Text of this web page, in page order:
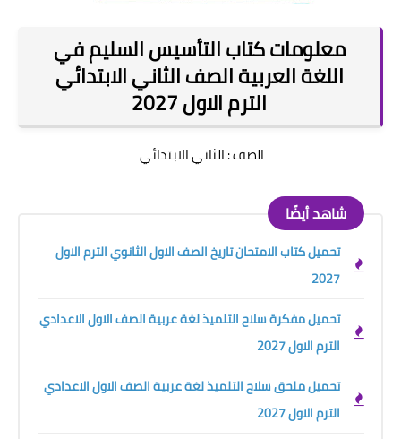
معلومات كتاب التأسيس السليم في
اللغة العربية الصف الثاني الابتدائي
الترم الاول 2027
الصف : الثاني الابتدائي
شاهد أيضًا
تحميل كتاب الامتحان تاريخ الصف الاول الثانوي الترم الاول
2027
تحميل مفكرة سلاح التلميذ لغة عربية الصف الاول الاعدادي
الترم الاول 2027
تحميل ملحق سلاح التلميذ لغة عربية الصف الاول الاعدادي
الترم الاول 2027